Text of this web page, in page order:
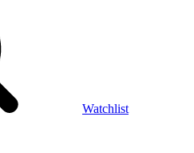
Watchlist